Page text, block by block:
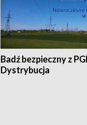
Badź bezpieczny z
Dystrybucja